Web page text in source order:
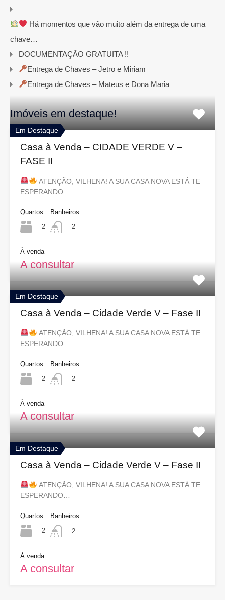
Há momentos que vão muito além da entrega de uma
chave…
DOCUMENTAÇÃO GRATUITA !!
Entrega de Chaves – Jetro e Miriam
Entrega de Chaves – Mateus e Dona Maria
Imóveis em destaque!
Em Destaque
Casa à Venda – CIDADE VERDE V –
FASE II
ATENÇÃO, VILHENA! A SUA CASA NOVA ESTÁ TE
ESPERANDO…
Quartos
2
Banheiros
2
À venda
A consultar
Em Destaque
Casa à Venda – Cidade Verde V – Fase II
ATENÇÃO, VILHENA! A SUA CASA NOVA ESTÁ TE
ESPERANDO…
Quartos
2
Banheiros
2
À venda
A consultar
Em Destaque
Casa à Venda – Cidade Verde V – Fase II
ATENÇÃO, VILHENA! A SUA CASA NOVA ESTÁ TE
ESPERANDO…
Quartos
2
Banheiros
2
À venda
A consultar